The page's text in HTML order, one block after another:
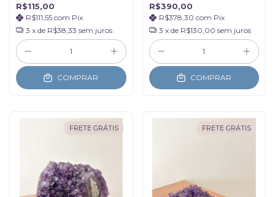
R$115,00
R$111,55 com Pix
3 x de R$38,33 sem juros
COMPRAR
R$390,00
R$378,30 com Pix
3 x de R$130,00 sem juros
COMPRAR
FRETE GRÁTIS FRETE GRÁTIS